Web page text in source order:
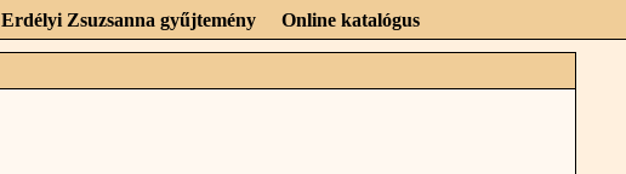
Erdélyi Zsuzsanna gyűjtemény Online katalógus